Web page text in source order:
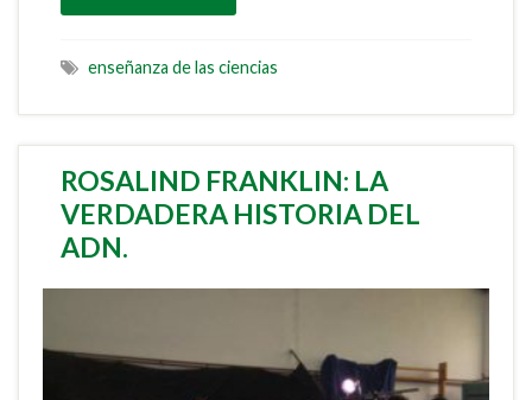
enseñanza de las ciencias
ROSALIND FRANKLIN: LA
VERDADERA HISTORIA DEL
ADN.